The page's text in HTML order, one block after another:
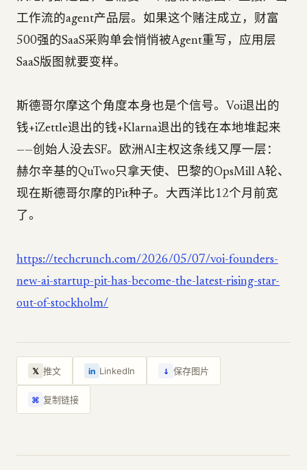
工作流的agent产品层。如果这个赌注成立，财富
500强的SaaS采购单会悄悄被Agent重写，应用层
SaaS版图就要变样。
斯德哥尔摩这个角度本身也是个信号。Voi退出的
钱+iZettle退出的钱+Klarna退出的钱在本地堆起来
——创始人没去SF。欧洲AI主权这条线又厚一层：
赫尔辛基的QuTwo只拿天使、巴黎的OpsMill A轮、
现在斯德哥尔摩的Pit种子。大西洋比12个月前宽
了。
https://techcrunch.com/2026/05/07/voi-founders-
new-ai-startup-pit-has-become-the-latest-rising-star-
out-of-stockholm/
𝕏 推文 in LinkedIn ↓ 保存图片
⌘ 复制链接